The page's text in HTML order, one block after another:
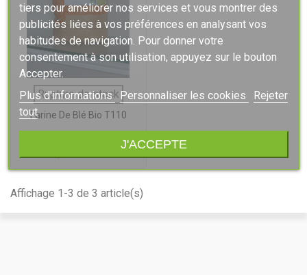
Rupture de stock
Farine De Blé Bio T110
Affichage 1-3 de 3 article(s)
tiers pour améliorer nos services et vous montrer des
publicités liées à vos préférences en analysant vos
habitudes de navigation. Pour donner votre
consentement à son utilisation, appuyez sur le bouton
Accepter.
Plus d'informations Personnaliser les cookies
Rejeter
tout
J'ACCEPTE